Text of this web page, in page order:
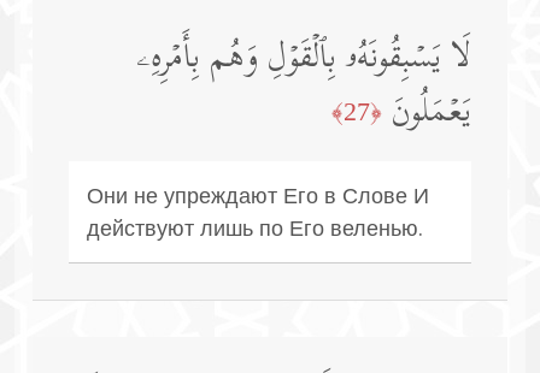
لَا یَسۡبِقُونَهُۥ بِٱلۡقَوۡلِ وَهُم بِأَمۡرِهِۦ
یَعۡمَلُونَ ﴿27﴾
Они не упреждают Его в Слове И
действуют лишь по Его веленью.